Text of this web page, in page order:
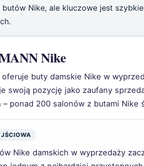
butów Nike, ale kluczowe jest
Nike
oferuje buty damskie Nike w
swoją pozycję jako zaufany
– ponad 200 salonów z butami Nike
Nike damskich w wyprzedaży